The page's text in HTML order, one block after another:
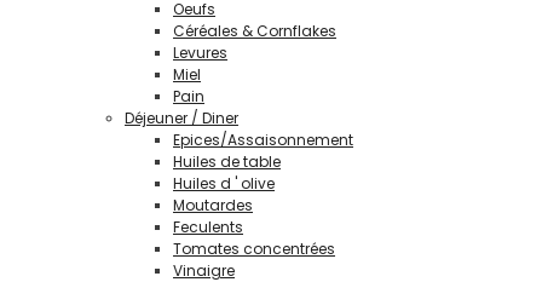
Oeufs
Céréales & Cornflakes
Levures
Miel
Pain
Déjeuner / Diner
Epices/Assaisonnement
Huiles de table
Huiles d ' olive
Moutardes
Feculents
Tomates concentrées
Vinaigre